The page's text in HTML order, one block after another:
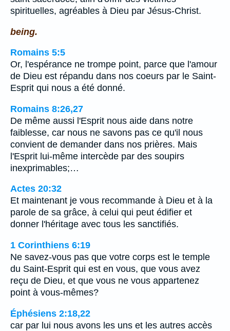
spirituelles, agréables à Dieu par Jésus-Christ.
being.
Romains 5:5
Or, l'espérance ne trompe point, parce que l'amour
de Dieu est répandu dans nos coeurs par le Saint-
Esprit qui nous a été donné.
Romains 8:26,27
De même aussi l'Esprit nous aide dans notre
faiblesse, car nous ne savons pas ce qu'il nous
convient de demander dans nos prières. Mais
l'Esprit lui-même intercède par des soupirs
inexprimables;…
Actes 20:32
Et maintenant je vous recommande à Dieu et à la
parole de sa grâce, à celui qui peut édifier et
donner l'héritage avec tous les sanctifiés.
1 Corinthiens 6:19
Ne savez-vous pas que votre corps est le temple
du Saint-Esprit qui est en vous, que vous avez
reçu de Dieu, et que vous ne vous appartenez
point à vous-mêmes?
Éphésiens 2:18,22
car par lui nous avons les uns et les autres accès